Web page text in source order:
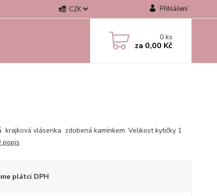
CZK Přihlášení
0ks
za 0,00 Kč
krajková vlásenka zdobená kamínkem. Velikost kytičky 1
popis
plátci DPH